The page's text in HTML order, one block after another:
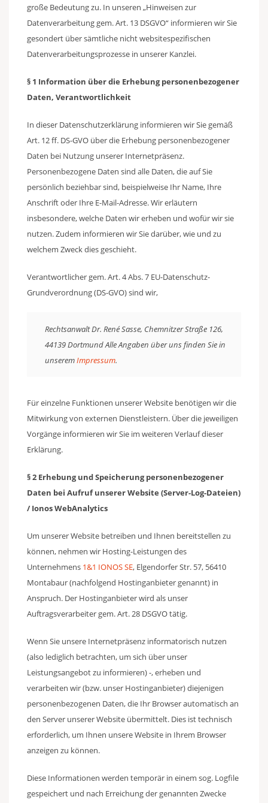
große Bedeutung zu. In unseren „Hinweisen zur
Datenverarbeitung gem. Art. 13 DSGVO“ informieren wir Sie
gesondert über sämtliche nicht websitespezifischen
Datenverarbeitungsprozesse in unserer Kanzlei.
§ 1 Information über die Erhebung personenbezogener
Daten, Verantwortlichkeit
In dieser Datenschutzerklärung informieren wir Sie gemäß
Art. 12 ff. DS-GVO über die Erhebung personenbezogener
Daten bei Nutzung unserer Internetpräsenz.
Personenbezogene Daten sind alle Daten, die auf Sie
persönlich beziehbar sind, beispielweise Ihr Name, Ihre
Anschrift oder Ihre E-Mail-Adresse. Wir erläutern
insbesondere, welche Daten wir erheben und wofür wir sie
nutzen. Zudem informieren wir Sie darüber, wie und zu
welchem Zweck dies geschieht.
Verantwortlicher gem. Art. 4 Abs. 7 EU-Datenschutz-
Grundverordnung (DS-GVO) sind wir,
Rechtsanwalt Dr. René Sasse, Chemnitzer Straße 126,
44139 Dortmund Alle Angaben über uns finden Sie in
unseremImpressum.
Für einzelne Funktionen unserer Website benötigen wir die
Mitwirkung von externen Dienstleistern. Über die jeweiligen
Vorgänge informieren wir Sie im weiteren Verlauf dieser
Erklärung.
§ 2 Erhebung und Speicherung personenbezogener
Daten bei Aufruf unserer Website (Server-Log-Dateien)
/ Ionos WebAnalytics
Um unserer Website betreiben und Ihnen bereitstellen zu
können, nehmen wir Hosting-Leistungen des
Unternehmens 1&1 IONOS SE, Elgendorfer Str. 57, 56410
Montabaur (nachfolgend Hostinganbieter genannt) in
Anspruch. Der Hostinganbieter wird als unser
Auftragsverarbeiter gem. Art. 28 DSGVO tätig.
Wenn Sie unsere Internetpräsenz informatorisch nutzen
(also lediglich betrachten, um sich über unser
Leistungsangebot zu informieren) -, erheben und
verarbeiten wir (bzw. unser Hostinganbieter) diejenigen
personenbezogenen Daten, die Ihr Browser automatisch an
den Server unserer Website übermittelt. Dies ist technisch
erforderlich, um Ihnen unsere Website in Ihrem Browser
anzeigen zu können.
Diese Informationen werden temporär in einem sog. Logfile
gespeichert und nach Erreichung der genannten Zwecke